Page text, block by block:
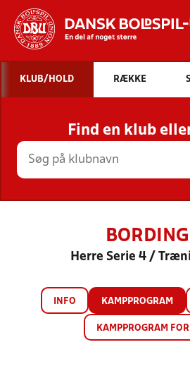
STILLINGER,
HOLD
KLUB/HOLD RÆKKE
Find en klub
Herre Serie 4 /
INFO KAMPPROGRAM
KAMPPROGRAM